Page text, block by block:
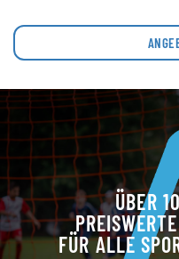
ÜBER
FÜR ALLE